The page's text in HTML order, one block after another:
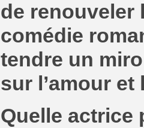
de renouveler
comédie
tendre un
sur l’amour
Quelle actrice